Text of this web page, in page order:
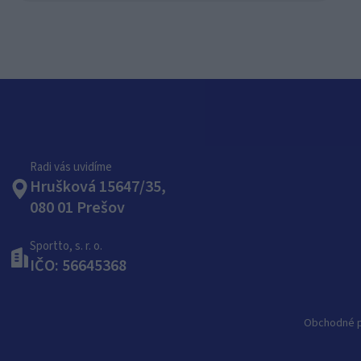
Radi vás uvidíme
Hrušková 15647/35,
080 01 Prešov
Sportto, s. r. o.
IČO: 56645368
Obchodné